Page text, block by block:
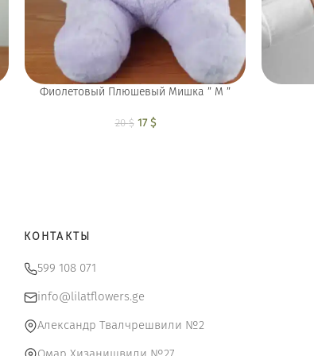
Фиолетовый Плюшевый Мишка ” M ”
20$
Первоначальная
17 $
КОНТАКТЫ
599 108 071
info@lilatflowers.ge
Александр Твалчрешвили №2